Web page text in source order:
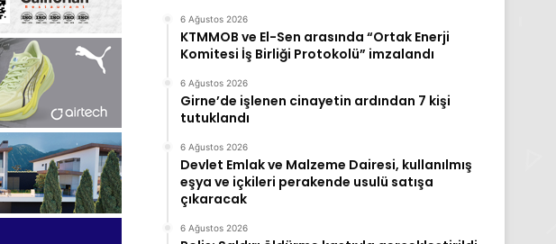
6 Ağustos 2026
KTMMOB ve El-Sen arasında “Ortak Enerji
Komitesi İş Birliği Protokolü” imzalandı
6 Ağustos 2026
Girne’de işlenen cinayetin ardından 7 kişi
tutuklandı
6 Ağustos 2026
Devlet Emlak ve Malzeme Dairesi, kullanılmış
eşya ve içkileri perakende usulü satışa
çıkaracak
6 Ağustos 2026